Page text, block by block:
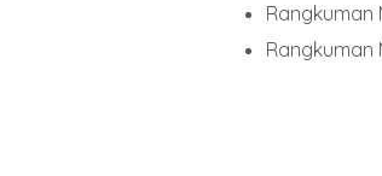
Rangkuman
Rangkuman